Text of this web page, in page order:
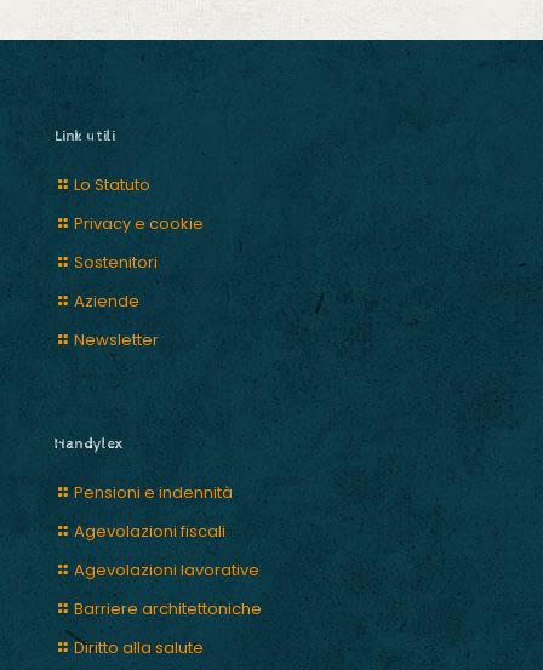
Link utili
Lo Statuto
Privacy e cookie
Sostenitori
Aziende
Newsletter
Handylex
Pensioni e indennità
Agevolazioni fiscali
Agevolazioni lavorative
Barriere architettoniche
Diritto alla salute